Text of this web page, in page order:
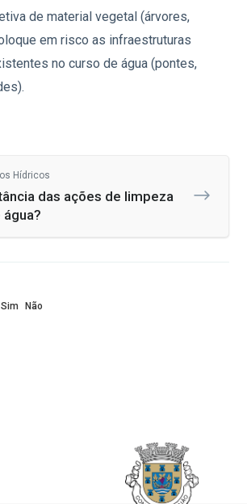
de material vegetal (árvores,
em risco as infraestruturas
no curso de água (pontes,
Hídricos
das ações de limpeza
Sim Não